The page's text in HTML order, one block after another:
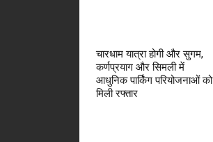
चारधाम यात्रा होगी और सुगम,
कर्णप्रयाग और सिमली में
आधुनिक पार्किंग परियोजनाओं को
मिली रफ्तार